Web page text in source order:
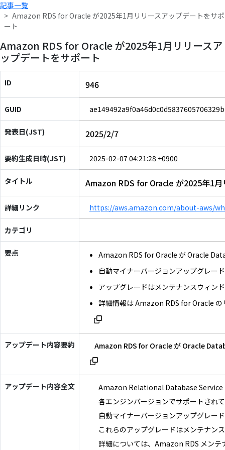
記事一覧
Amazon RDS for Oracle が2025年1月リリースアップデートをサポ
ート
Amazon RDS for Oracle が2025年1月リリースア
ップデートをサポート
ID 946
GUID
発表日(JST) 2025/2/7
要約生成日時(JST) 2025-02-07 04:21:28 +0900
タイトル Amazon RDS for Oracle が2025年1
詳細リンク https://aws.amazon.com/about-aws/
カテゴリ
要点
Amazon RDS for Oracle が Oracle
自動マイナーバージョンアップグレー
アップグレードはメンテナンスウィン
詳細情報は Amazon RDS for Oracle
アップデート内容要約 Amazon RDS for Oracle が Oracle
アップデート内容全文
Amazon Relational Database Service
各エンジンバージョンでサポートされ
自動マイナーバージョンアップグレー
これらのアップグレードはメンテナン
詳細については、Amazon RDS メン